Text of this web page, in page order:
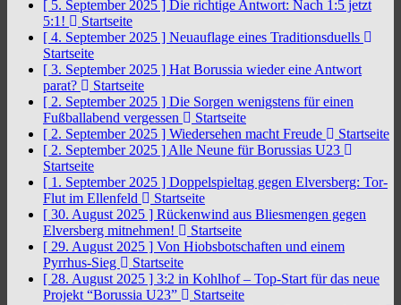
[ 5. September 2025 ] Die richtige Antwort: Nach 1:5 jetzt
5:1!
Startseite
[ 4. September 2025 ] Neuauflage eines Traditionsduells
Startseite
[ 3. September 2025 ] Hat Borussia wieder eine Antwort
parat?
Startseite
[ 2. September 2025 ] Die Sorgen wenigstens für einen
Fußballabend vergessen
Startseite
[ 2. September 2025 ] Wiedersehen macht Freude
Startseite
[ 2. September 2025 ] Alle Neune für Borussias U23
Startseite
[ 1. September 2025 ] Doppelspieltag gegen Elversberg: Tor-
Flut im Ellenfeld
Startseite
[ 30. August 2025 ] Rückenwind aus Bliesmengen gegen
Elversberg mitnehmen!
Startseite
[ 29. August 2025 ] Von Hiobsbotschaften und einem
Pyrrhus-Sieg
Startseite
[ 28. August 2025 ] 3:2 in Kohlhof – Top-Start für das neue
Projekt “Borussia U23”
Startseite